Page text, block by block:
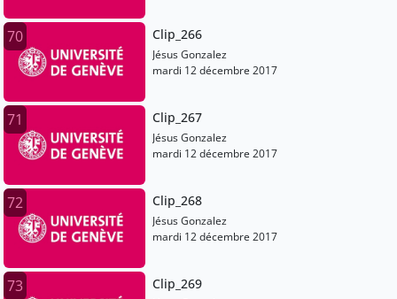
70 Clip_266
Jésus Gonzalez
mardi 12 décembre 2017
71 Clip_267
Jésus Gonzalez
mardi 12 décembre 2017
72 Clip_268
Jésus Gonzalez
mardi 12 décembre 2017
73 Clip_269